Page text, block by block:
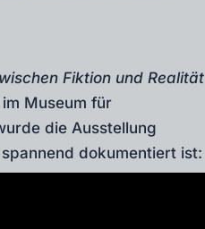
Fiktion und Realität
Museum für
die Ausstellung
dokumentiert ist: